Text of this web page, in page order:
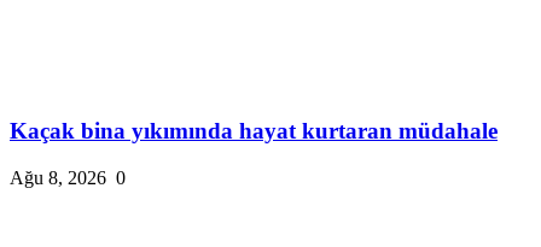
Kaçak bina yıkımında hayat kurtaran müdahale
Ağu 8, 2026 0